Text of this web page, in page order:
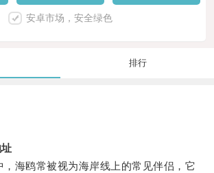
安卓市场，安全绿色
排行
鸥常被视为海岸线上的常见伴侣，它